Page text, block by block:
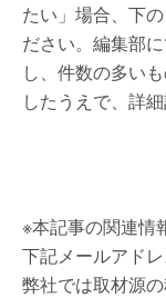
たい」場合、下
ださい。編集部
し、件数の多い
したうえで、詳
※本記事の関連情
下記メールアド
弊社では取材源